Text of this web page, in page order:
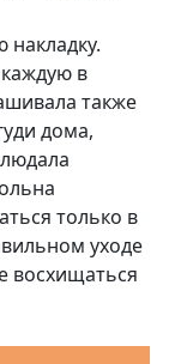
в
также
дома,
только в
уходе
восхищаться